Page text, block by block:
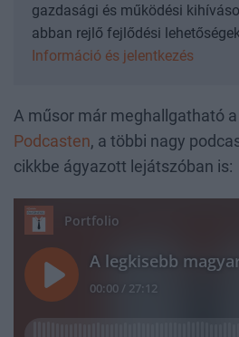
gazdasági és működési
abban rejlő fejlődési
Információ és jelentkezés
A műsor már meghallgatható a
Podcasten, a többi nagy
cikkbe ágyazott lejátszóban is: